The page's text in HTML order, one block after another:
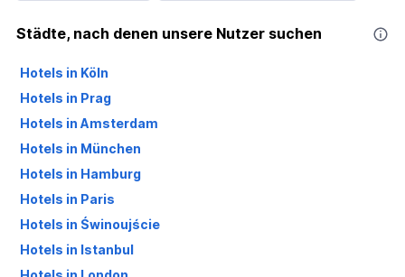
Städte, nach denen unsere Nutzer suchen
Hotels in Köln
Hotels in Prag
Hotels in Amsterdam
Hotels in München
Hotels in Hamburg
Hotels in Paris
Hotels in Świnoujście
Hotels in Istanbul